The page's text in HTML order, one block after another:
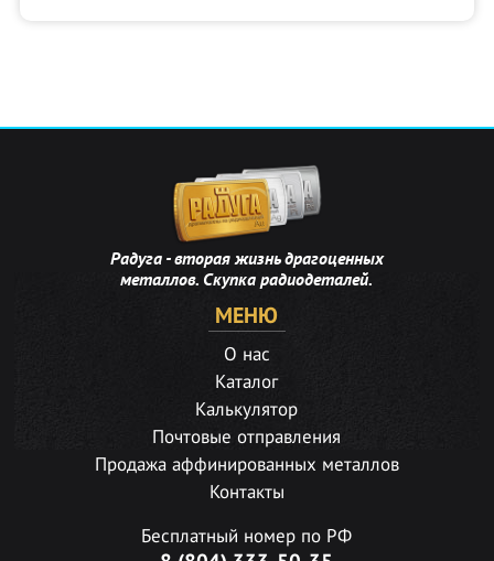
Радуга - вторая жизнь драгоценных
металлов. Скупка радиодеталей.
МЕНЮ
О нас
Каталог
Калькулятор
Почтовые отправления
Продажа аффинированных металлов
Контакты
Бесплатный номер по РФ